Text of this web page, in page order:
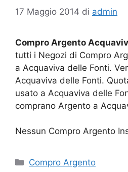
17 Maggio 2014 di admin
Compro Argento
tutti i Negozi di Compro
a Acquaviva delle Fonti.
Acquaviva delle Fonti.
usato a Acquaviva delle
comprano Argento a
Nessun Compro Argento
Categorie
Compro Argento